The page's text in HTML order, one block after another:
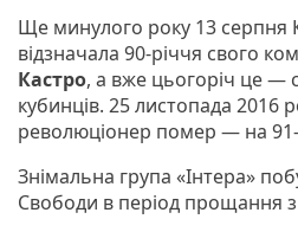
Ще минулого року 13 серпня
відзначала 90-річчя свого
Кастро, а вже цьогоріч це —
кубинців. 25 листопада 2016
революціонер помер — на
Знімальна група «Інтера»
Свободи в період прощання